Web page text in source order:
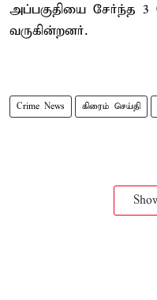
அப்பகுதியை சேர்ந்த 3
வருகின்றனர்.
Crime News கிரைம் செய்தி